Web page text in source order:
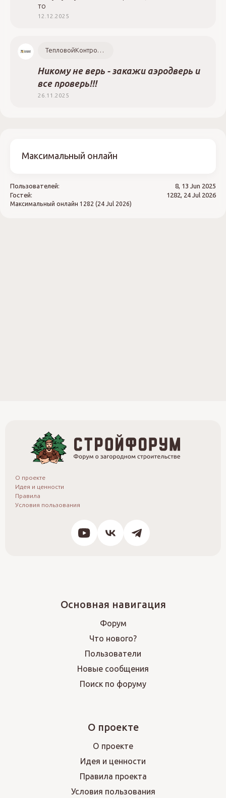
то
12.12.2025
ТепловойКонтроль.РФ
Никому не верь - закажи аэродверь и
все проверь!!!
26.11.2025
Максимальный онлайн
Пользователей:
8, 13 Jun 2025
Гостей:
1282, 24 Jul 2026
Максимальный онлайн 1282 (24 Jul 2026)
О проекте
Идея и ценности
Правила
Условия пользования
Основная навигация
Форум
Что нового?
Пользователи
Новые сообщения
Поиск по форуму
О проекте
О проекте
Идея и ценности
Правила проекта
Условия пользования